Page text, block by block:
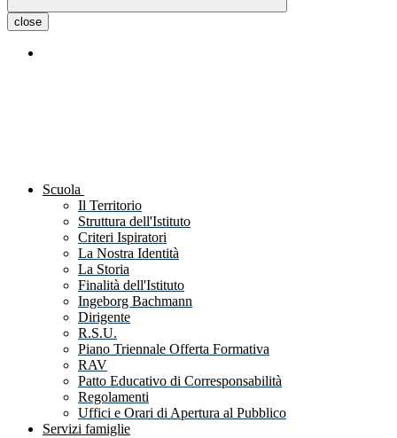
close
Scuola
Il Territorio
Struttura dell'Istituto
Criteri Ispiratori
La Nostra Identità
La Storia
Finalità dell'Istituto
Ingeborg Bachmann
Dirigente
R.S.U.
Piano Triennale Offerta Formativa
RAV
Patto Educativo di Corresponsabilità
Regolamenti
Uffici e Orari di Apertura al Pubblico
Servizi famiglie